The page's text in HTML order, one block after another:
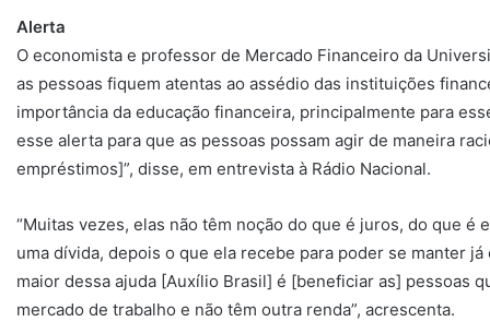
Alerta
O economista e professor de Mercado Financeiro da
as pessoas fiquem atentas ao assédio das instituições
importância da educação financeira, principalmente para
esse alerta para que as pessoas possam agir de maneira
empréstimos]”, disse, em entrevista à Rádio Nacional.
“Muitas vezes, elas não têm noção do que é juros, do que é
uma dívida, depois o que ela recebe para poder se manter
maior dessa ajuda [Auxílio Brasil] é [beneficiar as] pessoas
mercado de trabalho e não têm outra renda”, acrescenta.